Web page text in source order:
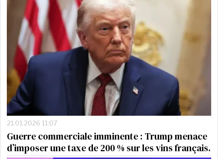
21.01.2026 11:07
Guerre commerciale imminente : Trump menace
d’imposer une taxe de 200 % sur les vins français.